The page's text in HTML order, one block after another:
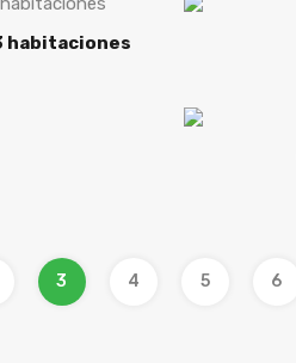
habitaciones
3 4 5 6